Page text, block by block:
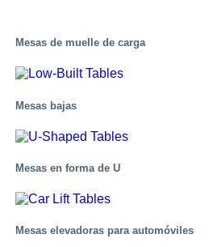
Químico
Mesas de muelle de carga
Mesas bajas
Mesas en forma de U
Mesas elevadoras para automóviles